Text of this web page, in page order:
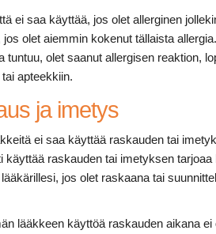
ei saa käyttää, jos olet allerginen
jos olet aiemmin kokenut tällaista allergia.
tuntuu, olet saanut allergisen reaktion,
apteekkiin.
ja imetys
ei saa käyttää raskauden tai
käyttää raskauden tai imetyksen
jos olet raskaana tai
lääkkeen käyttöä raskauden aikana